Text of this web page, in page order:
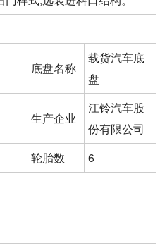
底盘名称
载货汽车底
盘
生产企业
江铃汽车股
份有限公司
轮胎数
6